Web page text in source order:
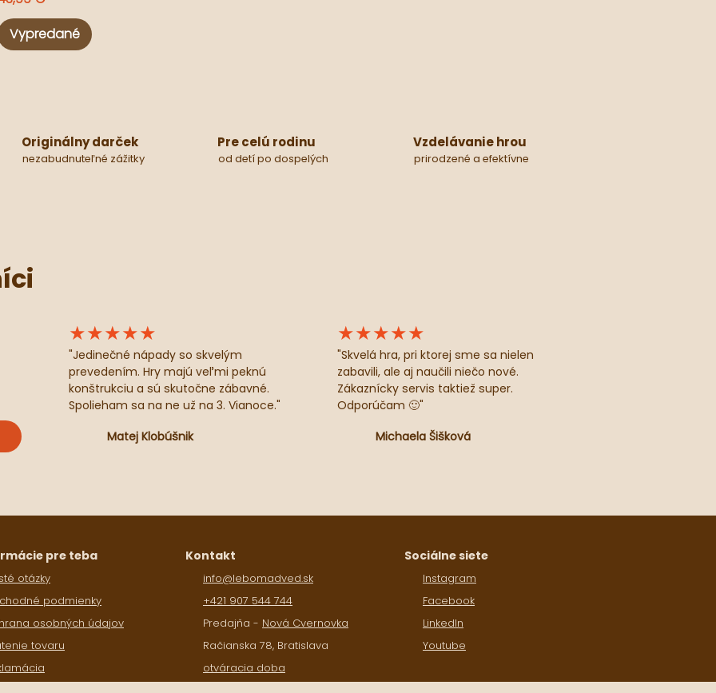
Vypredané
Originálny darček
nezabudnuteľné zážitky
Pre celú rodinu
od detí po dospelých
Vzdelávanie hrou
prirodzené a efektívne
★★★★★
"Jedinečné nápady so skvelým
prevedením. Hry majú veľmi peknú
konštrukciu a sú skutočne zábavné.
Spolieham sa na ne už na 3. Vianoce."
Matej Klobúšnik
★★★★★
"Skvelá hra, pri ktorej sme sa nielen
zabavili, ale aj naučili niečo nové.
Zákaznícky servis taktiež super.
Odporúčam 🙂"
Michaela Šišková
pre teba
otázky
podmienky
osobných údajov
tovaru
Kontakt
info@lebomadved.sk
+421 907 544 744
Predajňa - Nová Cvernovka
Račianska 78, Bratislava
otváracia doba
Sociálne siete
Instagram
Facebook
LinkedIn
Youtube